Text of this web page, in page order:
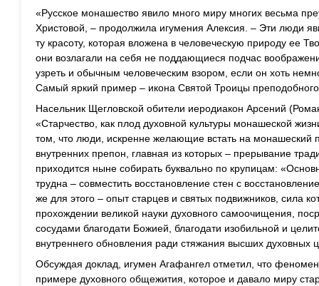
«Русское монашество явило много миру многих весьма
Христовой, – продолжила игумения Алексия. – Эти люди
ту красоту, которая вложена в человеческую природу ее
они возлагали на себя не поддающиеся подчас
узреть и обычным человеческим взором, если он хоть
Самый яркий пример – икона Святой Троицы
Насельник Щегловской обители иеродиакон Арсений
«Старчество, как плод духовной культуры монашеской
том, что люди, искренне желающие встать на монашеский
внутренних препон, главная из которых – прерывание
приходится ныне собирать буквально по крупицам:
трудна – совместить восстановление стен с
же для этого – опыт старцев и святых подвижников, сила
прохождении великой науки духовного самоочищения,
сосудами благодати Божией, благодати изобильной и
внутреннего обновления ради стяжания высших духовных
Обсуждая доклад, игумен Агафангел отметил, что феномен
примере духовного общежития, которое и давало миру